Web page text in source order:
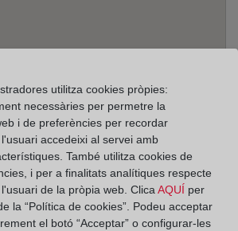
29007
utilitza cookies pròpies:
necessàries per permetre la
i de preferències per recordar
accedeixi al servei amb
També utilitza cookies de
i per a finalitats analítiques respecte
de la pròpia web. ClicaAQUÍ per
la “Política de cookies”. Podeu acceptar
el botó “Acceptar” o configurar-les